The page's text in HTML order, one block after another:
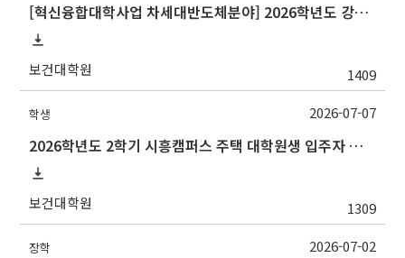
[혁신융합대학사업 차세대반도체분야] 2026학년도 강원대학교 2학기 교류 수학 안내
보건대학원 1409
학생
2026학년도 2학기 시흥캠퍼스 주택 대학원생 입주자 모집 안내
보건대학원 1309
2026-07-07
장학 2026-07-02